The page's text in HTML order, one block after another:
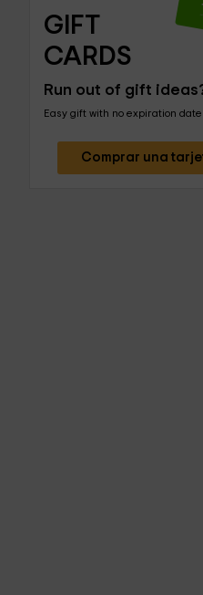
GIFT
CARDS
Run out of gift
Easy gift with no expiration date
Comprar una